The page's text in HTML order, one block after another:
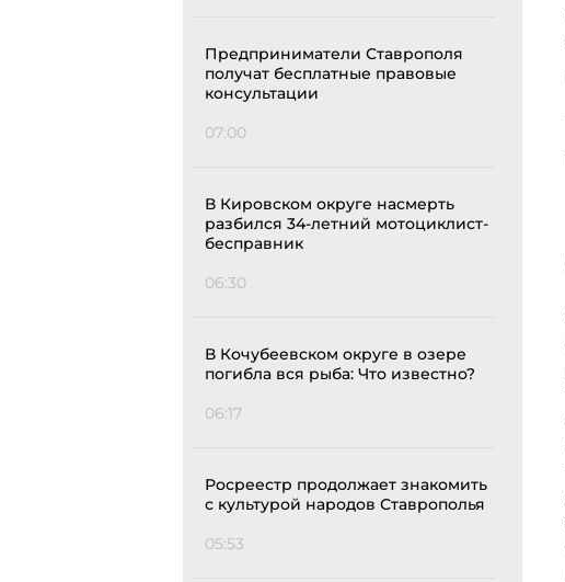
Предприниматели Ставрополя
получат бесплатные правовые
консультации
07:00
В Кировском округе насмерть
разбился 34-летний мотоциклист-
бесправник
06:30
В Кочубеевском округе в озере
погибла вся рыба: Что известно?
06:17
Росреестр продолжает знакомить
с культурой народов Ставрополья
05:53